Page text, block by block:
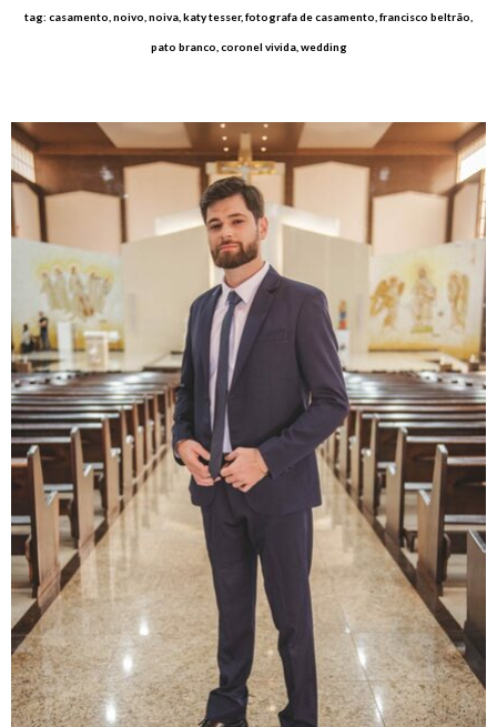
tag: casamento, noivo, noiva, katy tesser, fotografa de casamento, francisco beltrão,
pato branco, coronel vivida, wedding